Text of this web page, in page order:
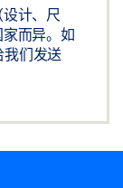
计、尺
而异。如
我们发送